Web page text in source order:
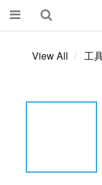
View All 工